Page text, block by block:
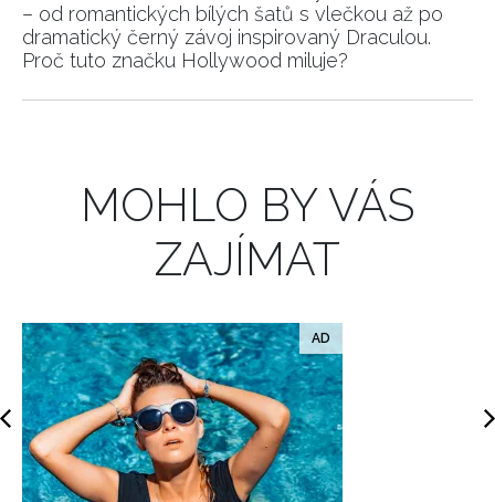
– od romantických bílých šatů s vlečkou až po
dramatický černý závoj inspirovaný Draculou.
Proč tuto značku Hollywood miluje?
MOHLO BY VÁS
ZAJÍMAT